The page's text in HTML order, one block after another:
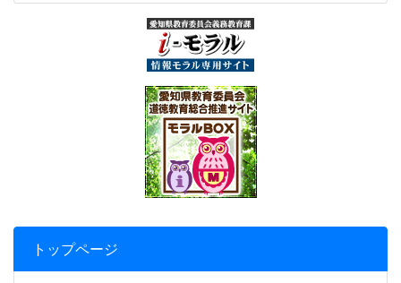
トップページ